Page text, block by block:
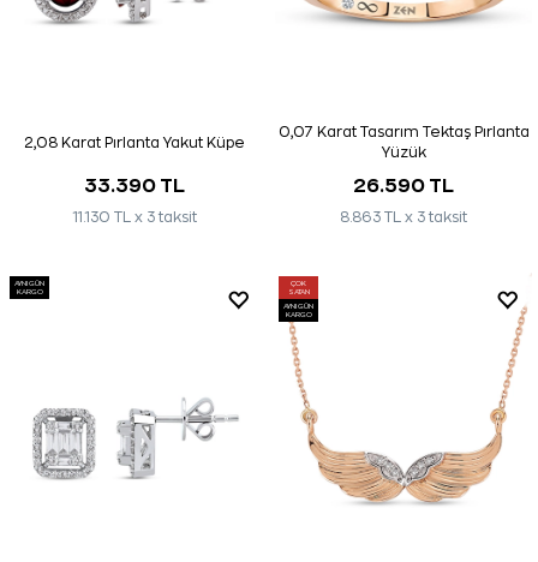
2,08 Karat Pırlanta Yakut Küpe
33.390 TL
11.130 TL x 3 taksit
0,07 Karat Tasarım Tektaş Pırlanta
Yüzük
26.590 TL
8.863 TL x 3 taksit
AYNI GÜN
KARGO
ÇOK
SATAN
AYNI GÜN
KARGO